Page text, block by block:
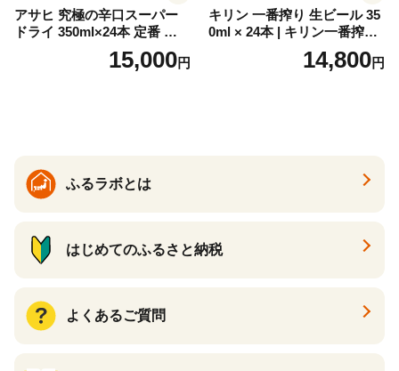
アサヒ 究極の辛口スーパー
ドライ 350ml×24本 定番 ビー
ル 缶ビール 酒 お酒 アルコー
15,000円
キリン 一番搾り 生ビール 35
0ml × 24本 | キリン一番搾り
キリンビール 一番搾り ビー
ル 24缶 きりんいちばんしぼ
14,800円
ふるラボとは
はじめてのふるさと納税
よくあるご質問